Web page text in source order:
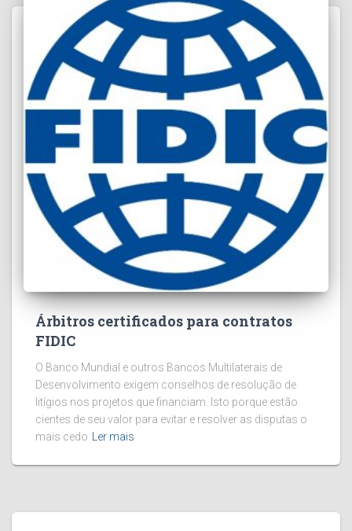
Árbitros certificados para contratos
FIDIC
O Banco Mundial e outros Bancos Multilaterais de
Desenvolvimento exigem conselhos de resolução de
litígios nos projetos que financiam. Isto porque estão
cientes de seu valor para evitar e resolver as disputas o
mais cedo Ler mais